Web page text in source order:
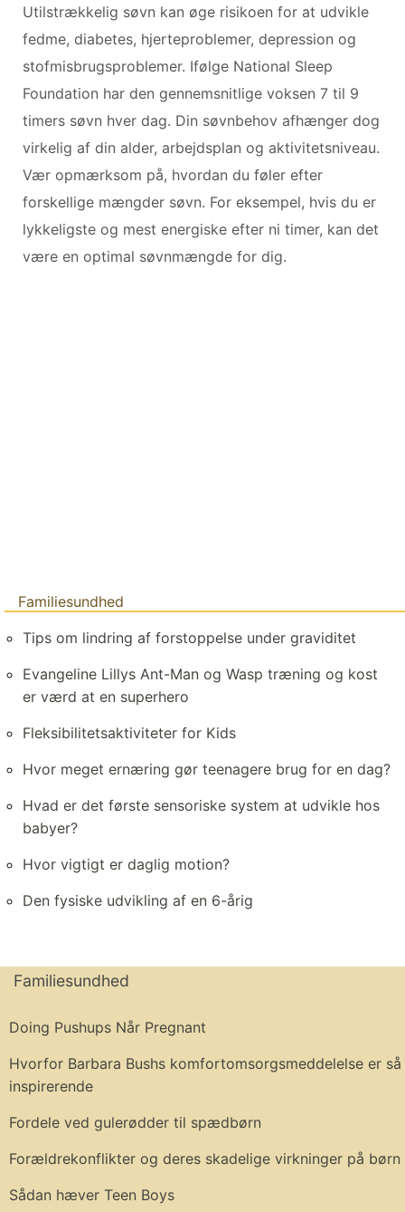
Utilstrækkelig søvn kan øge risikoen for at udvikle
fedme, diabetes, hjerteproblemer, depression og
stofmisbrugsproblemer. Ifølge National Sleep
Foundation har den gennemsnitlige voksen 7 til 9
timers søvn hver dag. Din søvnbehov afhænger dog
virkelig af din alder, arbejdsplan og aktivitetsniveau.
Vær opmærksom på, hvordan du føler efter
forskellige mængder søvn. For eksempel, hvis du er
lykkeligste og mest energiske efter ni timer, kan det
være en optimal søvnmængde for dig.
Familiesundhed
Tips om lindring af forstoppelse under graviditet
Evangeline Lillys Ant-Man og Wasp træning og kost
er værd at en superhero
Fleksibilitetsaktiviteter for Kids
Hvor meget ernæring gør teenagere brug for en dag?
Hvad er det første sensoriske system at udvikle hos
babyer?
Hvor vigtigt er daglig motion?
Den fysiske udvikling af en 6-årig
Familiesundhed
Doing Pushups Når Pregnant
Hvorfor Barbara Bushs komfortomsorgsmeddelelse er så
inspirerende
Fordele ved gulerødder til spædbørn
Forældrekonflikter og deres skadelige virkninger på børn
Sådan hæver Teen Boys